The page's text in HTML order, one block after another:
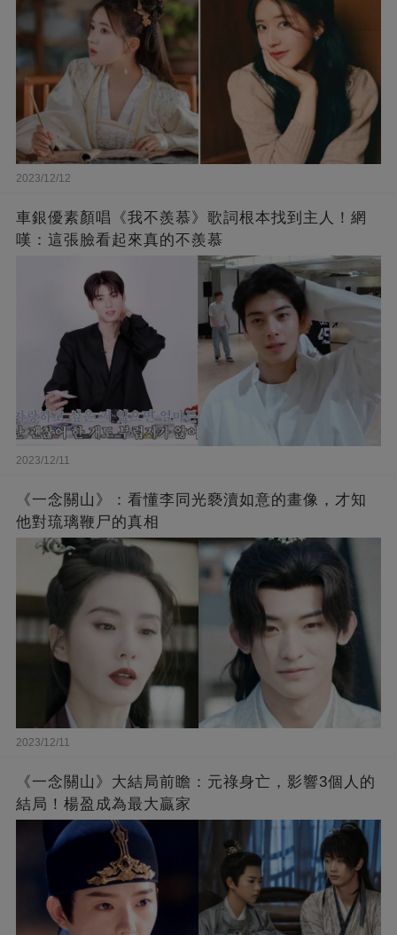
2023/12/12
車銀優素顏唱《我不羨慕》歌詞根本找到主人！網
嘆：這張臉看起來真的不羨慕
2023/12/11
《一念關山》：看懂李同光褻瀆如意的畫像，才知
他對琉璃鞭尸的真相
2023/12/11
《一念關山》大結局前瞻：元祿身亡，影響3個人的
結局！楊盈成為最大贏家